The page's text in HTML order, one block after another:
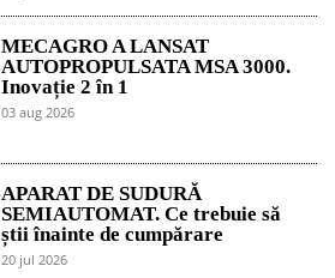
MECAGRO A LANSAT
AUTOPROPULSATA MSA 3000.
Inovație 2 în 1
03 aug 2026
APARAT DE SUDURĂ
SEMIAUTOMAT. Ce trebuie să
știi înainte de cumpărare
20 jul 2026